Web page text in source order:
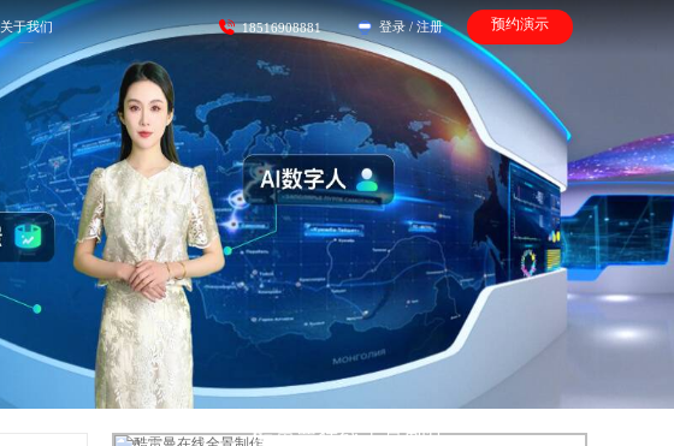
关于我们 18516908881 登录 / 注册 预约演示
酷雷曼在线全景制作